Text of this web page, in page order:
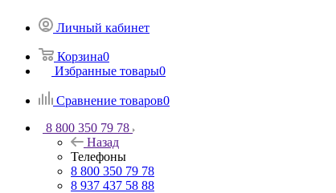
Личный кабинет
Корзина0
Избранные товары0
Сравнение товаров0
8 800 350 79 78
Назад
Телефоны
8 800 350 79 78
8 937 437 58 88